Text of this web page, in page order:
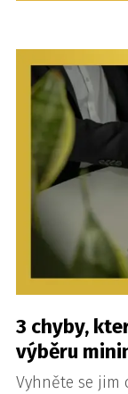
3 chyby,
výběru
Vyhněte se jim